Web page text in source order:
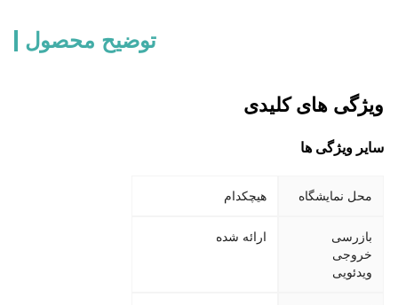
توضیح محصول
ویژگی های کلیدی
سایر ویژگی ها
محل نمایشگاه هیچکدام
بازرسی
خروجی
ویدئویی
ارائه شده